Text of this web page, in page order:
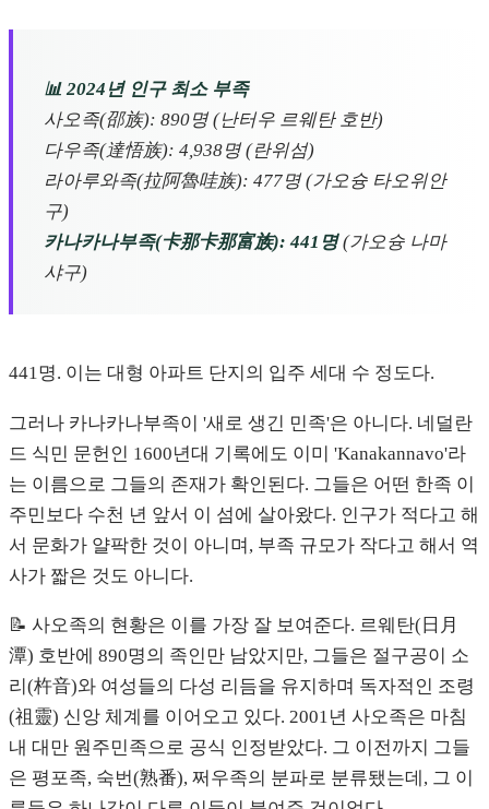
📊 2024년 인구 최소 부족
사오족(邵族): 890명 (난터우 르웨탄 호반)
다우족(達悟族): 4,938명 (란위섬)
라아루와족(拉阿魯哇族): 477명 (가오슝 타오위안
구)
카나카나부족(卡那卡那富族): 441명(가오슝 나마
샤구)
441명. 이는 대형 아파트 단지의 입주 세대 수 정도다.
그러나 카나카나부족이 '새로 생긴 민족'은 아니다. 네덜란
드 식민 문헌인 1600년대 기록에도 이미 'Kanakannavo'라
는 이름으로 그들의 존재가 확인된다. 그들은 어떤 한족 이
주민보다 수천 년 앞서 이 섬에 살아왔다. 인구가 적다고 해
서 문화가 얄팍한 것이 아니며, 부족 규모가 작다고 해서 역
사가 짧은 것도 아니다.
📝 사오족의 현황은 이를 가장 잘 보여준다. 르웨탄(日月
潭) 호반에 890명의 족인만 남았지만, 그들은 절구공이 소
리(杵音)와 여성들의 다성 리듬을 유지하며 독자적인 조령
(祖靈) 신앙 체계를 이어오고 있다. 2001년 사오족은 마침
내 대만 원주민족으로 공식 인정받았다. 그 이전까지 그들
은 평포족, 숙번(熟番), 쩌우족의 분파로 분류됐는데, 그 이